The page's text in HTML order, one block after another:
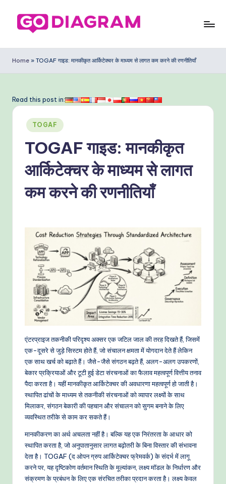
o
ia
g
ra
m
di
a
A
W
o
fl
o
w
Home » TOGAF गाइड: मानकीकृत आर्किटेक्चर के माध्यम से लागत कम करने की रणनीतियाँ
Read this post in:
Posted
in
TOGAF
TOGAF गाइड: मानकीकृत
आर्किटेक्चर के माध्यम से लागत
कम करने की रणनीतियाँ
एंटरप्राइज तकनीकी परिदृश्य अक्सर एक जटिल जाल की तरह दिखते हैं, जिसमें
एक-दूसरे से जुड़े सिस्टम होते हैं, जो संचालन क्षमता में योगदान देते हैं लेकिन
एक साथ खर्च को बढ़ाते हैं। जैसे-जैसे संगठन बढ़ते हैं, अलग-अलग उपकरणों,
बेकार प्रक्रियाओं और टूटी हुई डेटा संरचनाओं का फैलाव महत्वपूर्ण वित्तीय तनाव
पैदा करता है। यहीं मानकीकृत आर्किटेक्चर की अवधारणा महत्वपूर्ण हो जाती है।
स्थापित ढांचों के माध्यम से तकनीकी संरचनाओं को व्यापार लक्ष्यों के साथ
मिलाकर, संगठन बेकारी की पहचान और संचालन को सुगम बनाने के लिए
व्यवस्थित तरीके से काम कर सकते हैं।
मानकीकरण का अर्थ अचलता नहीं है। बल्कि यह एक निरंतरता के आधार को
स्थापित करता है, जो अनुपातानुसार लागत बढ़ोतरी के बिना विस्तार की संभावना
देता है। TOGAF (द ओपन ग्रुप आर्किटेक्चर फ्रेमवर्क) के संदर्भ में लागू
करने पर, यह दृष्टिकोण वर्तमान स्थिति के मूल्यांकन, लक्ष्य मॉडल के निर्धारण और
संक्रमण के प्रबंधन के लिए एक संरचित तरीका प्रदान करता है। लक्ष्य केवल